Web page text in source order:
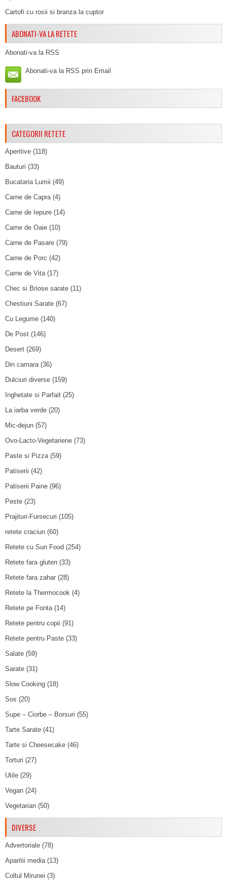
Cartofi cu rosii si branza la cuptor
ABONATI-VA LA RETETE
Abonati-va la RSS
Abonati-va la RSS prin Email
FACEBOOK
CATEGORII RETETE
Aperitive (118)
Bauturi (33)
Bucataria Lumii (49)
Carne de Capra (4)
Carne de Iepure (14)
Carne de Oaie (10)
Carne de Pasare (79)
Carne de Porc (42)
Carne de Vita (17)
Chec si Briose sarate (11)
Chestiuni Sarate (67)
Cu Legume (140)
De Post (146)
Desert (269)
Din camara (36)
Dulciuri diverse (159)
Inghetate si Parfait (25)
La iarba verde (20)
Mic-dejun (57)
Ovo-Lacto-Vegetariene (73)
Paste si Pizza (59)
Patiserii (42)
Patiserii Paine (96)
Peste (23)
Prajituri-Fursecuri (105)
retete craciun (60)
Retete cu Sun Food (254)
Retete fara gluten (33)
Retete fara zahar (28)
Retete la Thermocook (4)
Retete pe Fonta (14)
Retete pentru copii (91)
Retete pentru Paste (33)
Salate (59)
Sarate (31)
Slow Cooking (18)
Sos (20)
Supe – Ciorbe – Borsuri (55)
Tarte Sarate (41)
Tarte si Cheesecake (46)
Torturi (27)
Utile (29)
Vegan (24)
Vegetarian (50)
DIVERSE
Advertoriale (78)
Aparitii media (13)
Coltul Mirunei (3)